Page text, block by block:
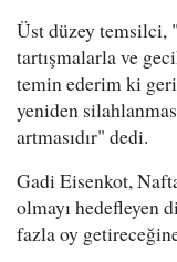
Üst düzey temsilci,
tartışmalarla ve
temin ederim ki
yeniden
artmasıdır" dedi.
Gadi Eisenkot,
olmayı hedefleyen
fazla oy